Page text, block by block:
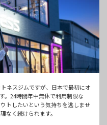
ネスジムですが、日本で最初にオ
。24時間年中無休で利用制限な
トしたいという気持ちを逃しませ
なく続けられます。